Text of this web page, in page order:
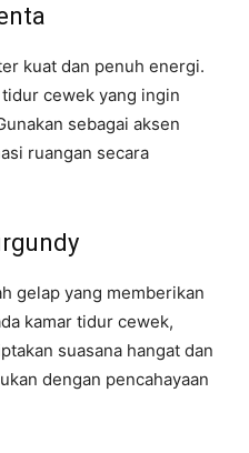
kuat dan penuh energi.
cewek yang ingin
sebagai aksen
ruangan secara
gelap yang memberikan
kamar tidur cewek,
suasana hangat dan
dengan pencahayaan